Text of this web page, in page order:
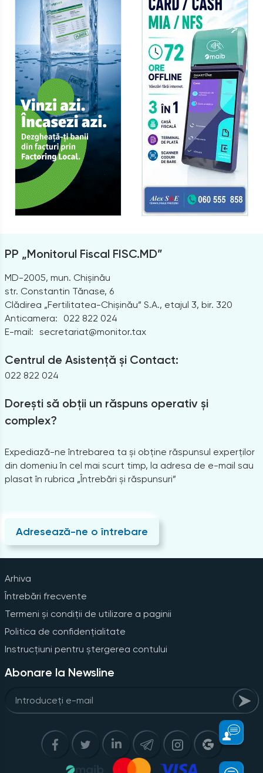
PP „Monitorul Fiscal FISC.MD”
MD-2005, mun. Chișinău
str. Constantin Tănase, 6
Clădirea „Fertilitatea-Chișinău” S.A., etajul 3, bir. 320
Anticamera:
022 822 024
E-mail: secretariat@monitor.tax
Centrul de Asistență și Contact:
022 822 024
Dorești să obții un răspuns operativ și
complex?
Expediază-ne întrebarea ta și obține răspunsul experților
din domeniu în cel mai scurt timp, la adresa de e-mail sau
plasat în rubrica „Întrebări și răspunsuri”
Adresează-ne o întrebare
Arhiva
Întrebări frecvente
Termeni și condiții de utilizare a paginii
Politica de confidențialitate
Instrucțiuni pentru ștergerea contului
Abonare la Newsline